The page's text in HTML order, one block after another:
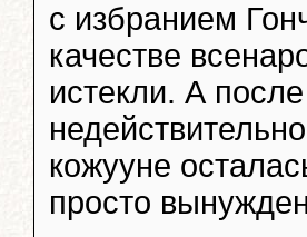
с избранием
качестве
истекли. А
кожууне
просто